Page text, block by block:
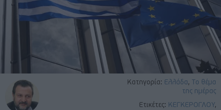
Κατηγορία: Ελλάδα, Το θέμα
της ημέρας
Ετικέτες: ΚΕΓΚΕΡΟΓΛΟΥ,